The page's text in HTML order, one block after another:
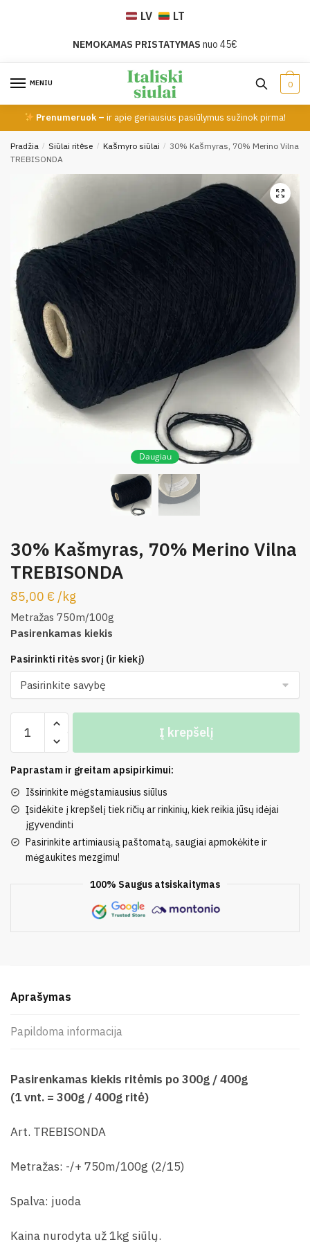
LV LT
NEMOKAMAS PRISTATYMAS nuo 45€
MENIU 0
Prenumeruok –ir apie geriausius pasiūlymus sužinok pirma!
Pradžia / Siūlai ritėse / Kašmyro siūlai / 30% Kašmyras, 70% Merino Vilna
TREBISONDA
Daugiau
30% Kašmyras, 70% Merino Vilna
TREBISONDA
85,00 € /kg
Metražas 750m/100g
Pasirenkamas kiekis
Pasirinkti ritės svorį (ir kiekį)
kiekis:
30%
Kašmyras,
70%
Merino
Vilna
TREBISONDA
Į krepšelį
Paprastam ir greitam apsipirkimui:
Išsirinkite mėgstamiausius siūlus
Įsidėkite į krepšelį tiek ričių ar rinkinių, kiek reikia jūsų idėjai
įgyvendinti
Pasirinkite artimiausią paštomatą, saugiai apmokėkite ir
mėgaukites mezgimu!
100% Saugus atsiskaitymas
Aprašymas
Papildoma informacija
Pasirenkamas kiekis ritėmis po 300g / 400g
(1 vnt. = 300g / 400g ritė)
Art. TREBISONDA
Metražas: -/+ 750m/100g (2/15)
Spalva: juoda
Kaina nurodyta už 1kg siūlų.